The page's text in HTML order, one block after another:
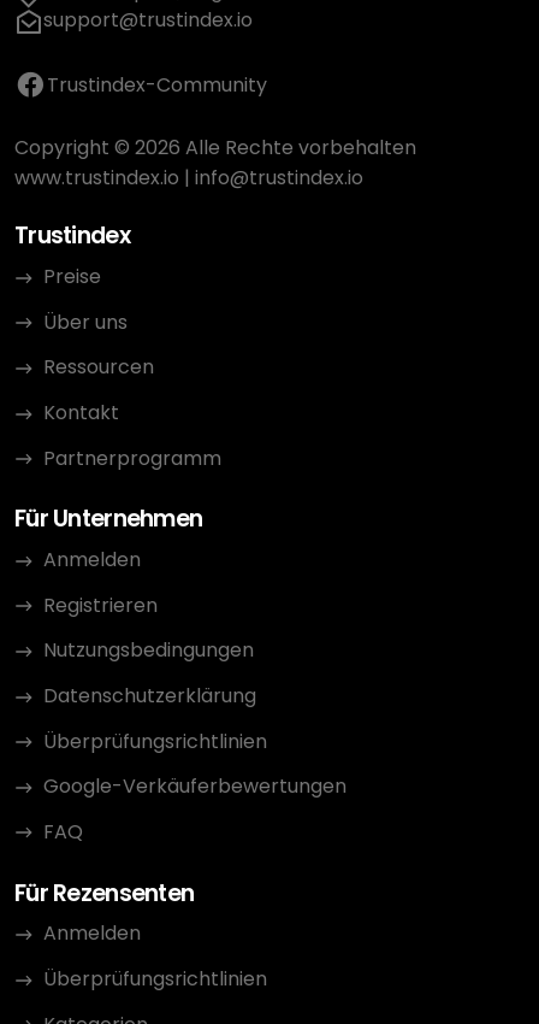
support@trustindex.io
Trustindex-Community
Copyright © 2026 Alle Rechte vorbehalten
www.trustindex.io | info@trustindex.io
Trustindex
Preise
Über uns
Ressourcen
Kontakt
Partnerprogramm
Für Unternehmen
Anmelden
Registrieren
Nutzungsbedingungen
Datenschutzerklärung
Überprüfungsrichtlinien
Google-Verkäuferbewertungen
FAQ
Für Rezensenten
Anmelden
Überprüfungsrichtlinien